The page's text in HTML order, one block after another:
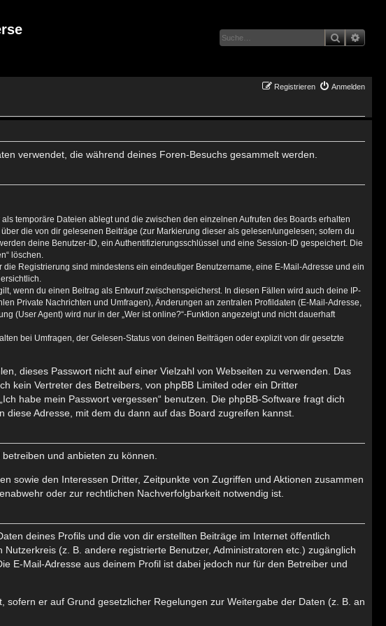
Suche
Anmelden
Registrieren
verwendet, die während deines Foren-Besuchs gesammelt werden.
temporäre Dateien ablegt und die zwischen den einzelnen Aufrufen des Boards erhalten
die von dir gelesenen Beiträge (zur Markierung dieser als gelesen/ungelesen; sofern du
deine Benutzer-ID, ein Authentifizierungsschlüssel und eine Session-ID gespeichert. Die
löschen.
Registrierung sind mindestens ein eindeutiger Benutzername, eine E-Mail-Adresse und ein
wenn du einen Beitrag als Entwurf zwischenspeicherst. In diesen Fällen wird auch deine IP-
Private Nachrichten und Umfragen), Änderungen an zentralen Profildaten (E-Mail-Adresse,
(User Agent) wird nur in der „Wer ist online?“-Funktion angezeigt und nicht dauerhaft
bei Umfragen, der Gelesen-Status von deinen Beiträgen oder explizit von dir gesetzte
dieses Passwort nicht auf einer Vielzahl von Webseiten zu verwenden. Das
kein Vertreter des Betreibers, von phpBB Limited oder ein Dritter
habe mein Passwort vergessen“ benutzen. Die phpBB-Software fragt dich
Adresse, mit dem du dann auf das Board zugreifen kannst.
und anbieten zu können.
sowie den Interessen Dritter, Zeitpunkte von Zugriffen und Aktionen zusammen
oder zur rechtlichen Nachverfolgbarkeit notwendig ist.
deines Profils und die von dir erstellten Beiträge im Internet öffentlich
(z. B. andere registrierte Benutzer, Administratoren etc.) zugänglich
E-Mail-Adresse aus deinem Profil ist dabei jedoch nur für den Betreiber und
er auf Grund gesetzlicher Regelungen zur Weitergabe der Daten (z. B. an